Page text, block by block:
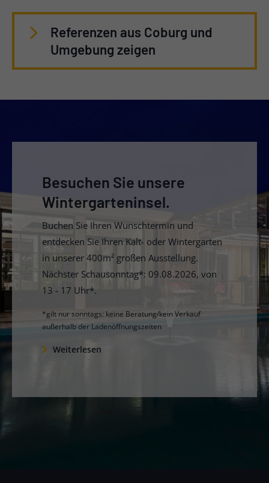
Referenzen aus Coburg und
Umgebung zeigen
Besuchen Sie unsere
Wintergarteninsel.
Buchen Sie Ihren Wunschtermin und
entdecken Sie Ihren Kalt- oder Wintergarten
in unserer 400m² großen Ausstellung.
Nächster Schausonntag*: 09.08.2026, von
13 - 17 Uhr*.
*gilt nur sonntags: keine Beratung/kein Verkauf
außerhalb der Ladenöffnungszeiten
Weiterlesen